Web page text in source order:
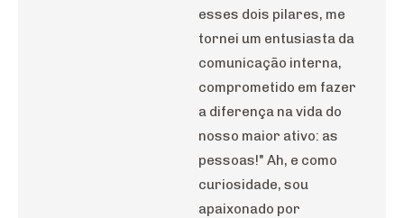
esses dois pilares, me
tornei um entusiasta da
comunicação interna,
comprometido em fazer
a diferença na vida do
nosso maior ativo: as
pessoas!" Ah, e como
curiosidade, sou
apaixonado por